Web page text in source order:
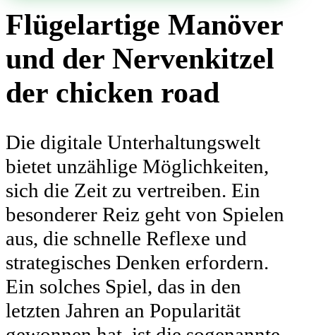
Flügelartige Manöver
und der Nervenkitzel
der chicken road
Die digitale Unterhaltungswelt
bietet unzählige Möglichkeiten,
sich die Zeit zu vertreiben. Ein
besonderer Reiz geht von Spielen
aus, die schnelle Reflexe und
strategisches Denken erfordern.
Ein solches Spiel, das in den
letzten Jahren an Popularität